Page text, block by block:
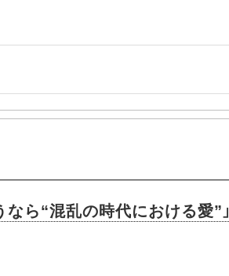
ら“混乱の時代における愛”」